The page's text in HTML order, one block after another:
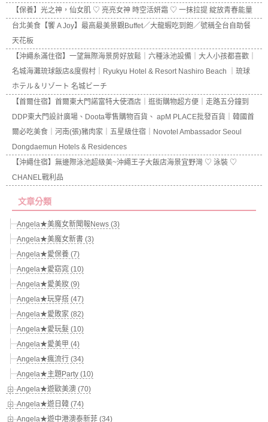
【保養】光之神，仙女肌 ♡ 亮亮女神 時空活妍霜 ♡ 一抹拉提 綻放青春能量
台北美食【饗 A Joy】最高最美景觀Buffet／大龍蝦吃到飽／號稱全台自助餐
天花板
【沖繩糸滿住宿】一望無際海景房好放鬆｜六種泳池設備｜大人小孩都喜歡｜
名城海灘琉球飯店&度假村｜Ryukyu Hotel & Resort Nashiro Beach ｜琉球
ホテル＆リゾート 名城ビーチ
【首爾住宿】首爾東大門諾富特大使酒店｜逛街購物超方便｜走路五分鐘到
DDP東大門設計廣場、Doota零售購物百貨、 apM PLACE批發百貨｜韓國首
爾必吃美食｜河南(張)豬肉家｜五星級住宿｜Novotel Ambassador Seoul
Dongdaemun Hotels & Residences
【沖繩住宿】無邊際泳池超級美~沖繩王子大飯店海景宜野灣 ♡ 泳裝 ♡
CHANEL戰利品
文章分類
Angela★美魔女新聞報News (3)
Angela★美魔女新書 (3)
Angela★愛保養 (7)
Angela★愛窈窕 (10)
Angela★愛美妝 (9)
Angela★玩穿搭 (47)
Angela★愛敗家 (82)
Angela★愛玩髮 (10)
Angela★愛美甲 (4)
Angela★瘋流行 (34)
Angela★主題Party (10)
Angela★遊歐美澳 (70)
Angela★遊日韓 (74)
Angela★遊中港澳泰新菲 (34)